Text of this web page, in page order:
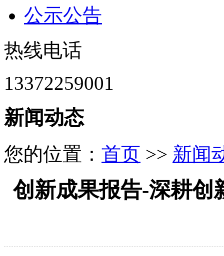
公示公告
热线电话
13372259001
新闻动态
您的位置： 首页 >> 新闻
创新成果报告-深耕创